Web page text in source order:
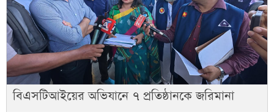
বিএসটিআইয়ের অভিযানে ৭ প্রতিষ্ঠানকে জরিমানা